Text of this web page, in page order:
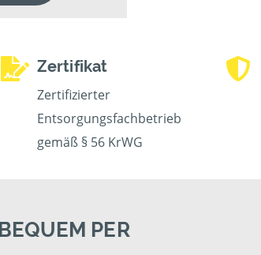
Zertifikat
Zertifizierter
Entsorgungsfachbetrieb
gemäß § 56 KrWG
PER